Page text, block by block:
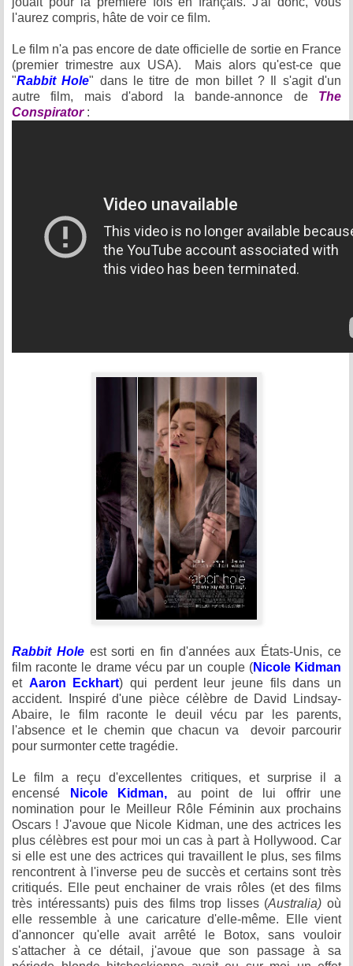
l'aurez compris, hâte de voir ce film.
Le film n'a pas encore de date officielle de sortie en France
(premier trimestre aux USA). Mais alors qu'est-ce que
"Rabbit Hole" dans le titre de mon billet ? Il s'agit d'un
autre film, mais d'abord la bande-annonce de The
Conspirator :
Rabbit Hole est sorti en fin d'années aux États-Unis, ce
film raconte le drame vécu par un couple (Nicole Kidman
et Aaron Eckhart) qui perdent leur jeune fils dans un
accident. Inspiré d'une pièce célèbre de David Lindsay-
Abaire, le film raconte le deuil vécu par les parents,
l'absence et le chemin que chacun va devoir parcourir
pour surmonter cette tragédie.
Le film a reçu d'excellentes critiques, et surprise il a
encensé
Nicole Kidman, au point de lui offrir une
nomination pour le Meilleur Rôle Féminin aux prochains
Oscars ! J'avoue que Nicole Kidman, une des actrices les
plus célèbres est pour moi un cas à part à Hollywood. Car
si elle est une des actrices qui travaillent le plus, ses films
rencontrent à l'inverse peu de succès et certains sont très
critiqués. Elle peut enchainer de vrais rôles (et des films
très intéressants) puis des films trop lisses (Australia) où
elle ressemble à une caricature d'elle-même. Elle vient
d'annoncer qu'elle avait arrêté le Botox, sans vouloir
s'attacher à ce détail, j'avoue que son passage à sa